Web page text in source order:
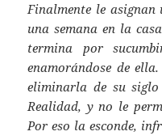
Finalmente le
una semana en la
termina por
enamorándose de
eliminarla de su
Realidad, y no le
Por eso la esconde,